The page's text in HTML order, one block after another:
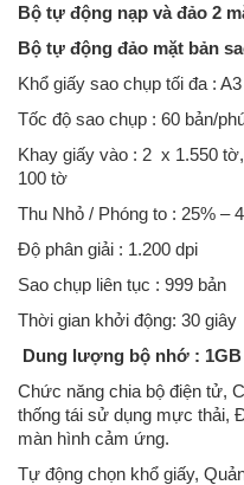
Bộ tự động nạp và đảo 2
Bộ tự động đảo mặt bản
Khổ giấy sao chụp tối đa : A3
Tốc độ sao chụp : 60 bản/
Khay giấy vào : 2 x 1.550
100 tờ
Thu Nhỏ / Phóng to : 25% –
Độ phân giải : 1.200 dpi
Sao chụp liên tục : 999 bản
Thời gian khởi động: 30 giây
Dung lượng bộ nhớ : 1GB
Chức năng chia bộ điện tử,
thống tái sử dụng mực thải,
màn hình cảm ứng.
Tự động chọn khổ giấy,